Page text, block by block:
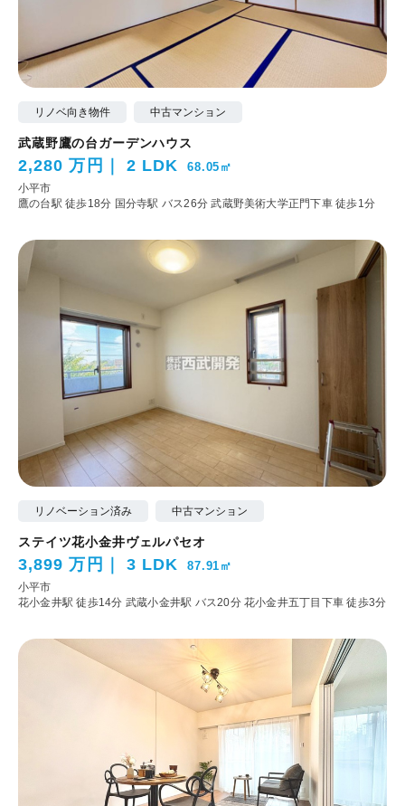
リノベ向き物件 中古マンション
武蔵野鷹の台ガーデンハウス
2,280 万円 2 LDK 68.05㎡
小平市
鷹の台駅 徒歩18分 国分寺駅 バス26分 武蔵野美術大学正門下車 徒歩1分
リノベーション済み 中古マンション
ステイツ花小金井ヴェルパセオ
3,899 万円 3 LDK 87.91㎡
小平市
花小金井駅 徒歩14分 武蔵小金井駅 バス20分 花小金井五丁目下車 徒歩3分